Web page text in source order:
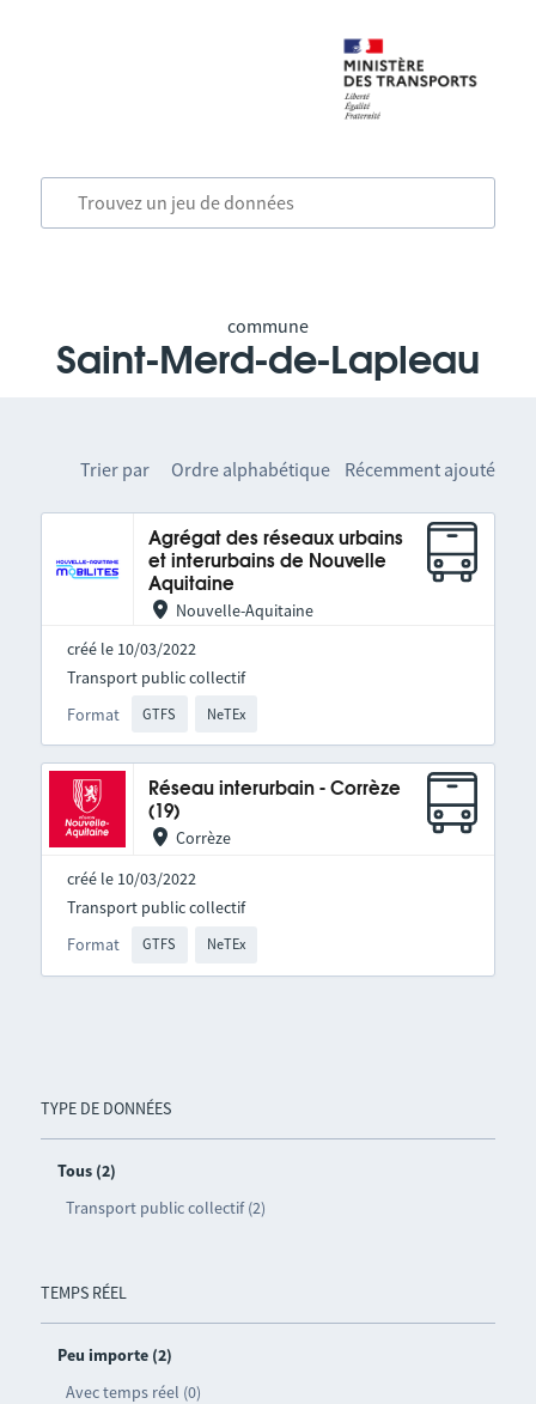
commune
Saint-Merd-de-Lapleau
TYPE DE DONNÉES
Tous (2)
Transport public collectif (2)
TEMPS RÉEL
Peu importe (2)
Avec temps réel (0)
Trier par Ordre alphabétique Récemment ajouté
Agrégat des réseaux urbains
et interurbains de Nouvelle
Aquitaine
Nouvelle-Aquitaine
créé le 10/03/2022
Format GTFS NeTEx
Transport public collectif
Réseau interurbain - Corrèze
(19)
Corrèze
créé le 10/03/2022
Format GTFS NeTEx
Transport public collectif